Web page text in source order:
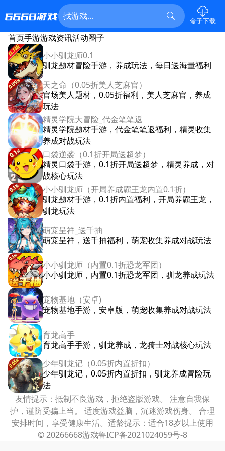
盒子下载
首页手游游戏资讯活动圈子
小小驯龙师0.1
驯龙题材冒险手游，养成玩法，每日送海量福利
天之命（0.05折美人芝麻官）
官场美人题材，0.05折福利，美人芝麻官，养成
玩法
精灵学院大冒险_代金笔笔返
精灵学院题材手游，代金笔笔返福利，精灵收集
养成对战玩法
口袋逆袭（0.1折开局送超梦）
精灵口袋手游，0.1折开局送超梦，精灵养成，对
战核心玩法
小小驯龙师（开局养成霸王龙内置0.1折）
驯龙题材手游，0.1折内置福利，开局养霸王龙，
驯龙玩法
萌宠呈祥_送千抽
萌宠呈祥，送千抽福利，萌宠收集养成对战玩法
小小驯龙师（内置0.1折恐龙军团）
小小驯龙师，内置0.1折恐龙军团，驯龙养成玩法
宠物基地（安卓)
宠物基地手游，安卓版，萌宠收集养成对战玩法
育龙高手
育龙高手手游，驯龙养成，龙骑士对战核心玩法
少年驯龙记（0.05折内置折扣）
少年驯龙记，0.05折内置折扣，驯龙养成冒险玩
法
友情提示：抵制不良游戏，拒绝盗版游戏。 注意自我保
护，谨防受骗上当。 适度游戏益脑，沉迷游戏伤身。 合理
安排时间，享受健康生活。适龄提示：适合18岁以上使用
© 20266668游戏鲁ICP备2021024059号-8